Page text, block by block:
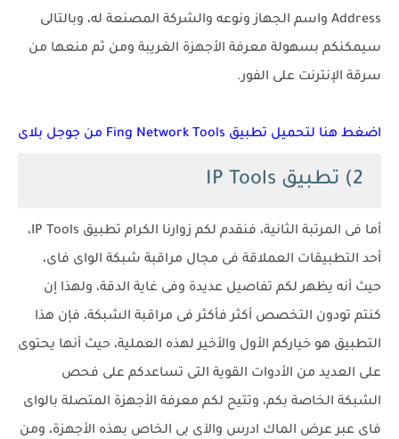
Address واسم الجهاز ونوعه والشركة المصنعة له، وبالتالى
سيمكنكم بسهولة معرفة الأجهزة الغريبة ومن ثم منعها من
سرقة الإنترنت على الفور.
اضغط هنا لتحميل تطبيق Fing Network Tools من جوجل بلاى
2) تطبيق IP Tools
أما فى المرتبة الثانية، فنقدم لكم زوارنا الكرام تطبيق IP Tools،
أحد التطبيقات العملاقة فى مجال مراقبة شبكة الواى فاى،
حيث أنه يظهر لكم تفاصيل عديدة وفى غاية الدقة، ولهذا إن
كنتم تودون التخصص أكثر فأكثر فى مراقبة الشبكة، فإن هذا
التطبيق هو خياركم الأول والأخير لهذه العملية، حيث أنها يحتوى
على العديد من الأدوات القوية التى تساعدكم على فحص
الشبكة الخاصة بكم، وتتيح لكم معرفة الأجهزة المتصلة بالواى
فاى عبر عرض الماك ادرس والآى بى الخاص بهذه الأجهزة، ومن